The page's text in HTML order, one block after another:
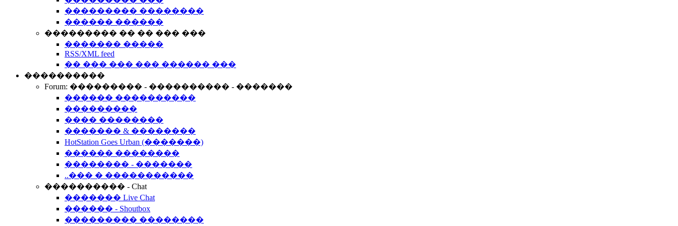
��������� ��������
������ ������
��������� �� �� ��� ���
������� �����
RSS/XML feed
�� ��� ��� ��� ������ ���
����������
Forum: ��������� - ���������� - �������
������ ����������
���������
���� ��������
������� & ��������
HotStation Goes Urban (�������)
������ ��������
�������� - �������
..��� � �����������
���������� - Chat
������� Live Chat
������ - Shoutbox
��������� ��������